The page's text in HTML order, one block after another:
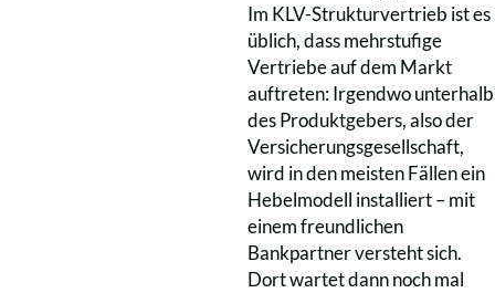
Im KLV-Strukturvertrieb ist es
üblich, dass mehrstufige
Vertriebe auf dem Markt
auftreten: Irgendwo unterhalb
des Produktgebers, also der
Versicherungsgesellschaft,
wird in den meisten Fällen ein
Hebelmodell installiert – mit
einem freundlichen
Bankpartner versteht sich.
Dort wartet dann noch mal